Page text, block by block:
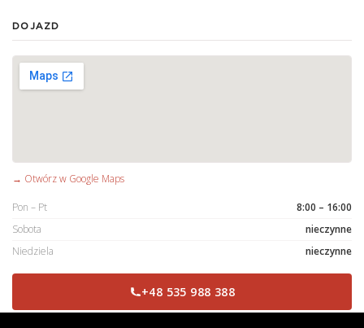
DOJAZD
→ Otwórz w Google Maps
Pon – Pt
8:00 – 16:00
Sobota
nieczynne
Niedziela
nieczynne
+48 535 988 388